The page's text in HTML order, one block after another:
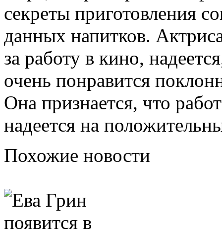
секреты приготовления
данных напитков.
за работу в кино,
очень понравится
Она признается, что
надеется на
Похожие новости